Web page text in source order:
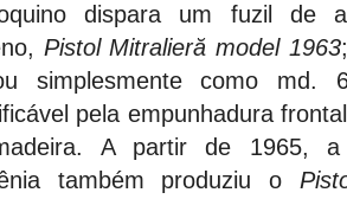
dispara um fuzil de
Pistol Mitralieră model 1963
simplesmente como md.
pela empunhadura
A partir de 1965, a
também produziu o